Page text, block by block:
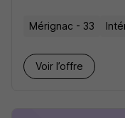
Mérignac - 33
Voir l’offre